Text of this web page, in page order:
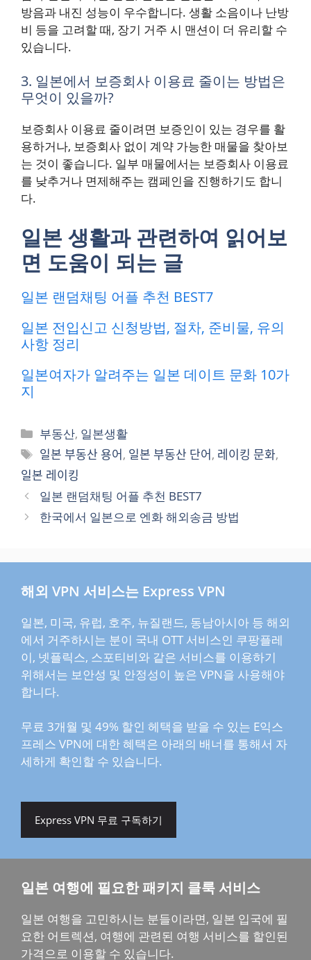
방음과 내진 성능이 우수합니다. 생활 소음이나 난방
비 등을 고려할 때, 장기 거주 시 맨션이 더 유리할 수
있습니다.
3. 일본에서 보증회사 이용료 줄이는 방법은
무엇이 있을까?
보증회사 이용료 줄이려면 보증인이 있는 경우를 활
용하거나, 보증회사 없이 계약 가능한 매물을 찾아보
는 것이 좋습니다. 일부 매물에서는 보증회사 이용료
를 낮추거나 면제해주는 캠페인을 진행하기도 합니
다.
일본 생활과 관련하여 읽어보
면 도움이 되는 글
일본 랜덤채팅 어플 추천 BEST7
일본 전입신고 신청방법, 절차, 준비물, 유의
사항 정리
일본여자가 알려주는 일본 데이트 문화 10가
지
카
테
고
리
부동산, 일본생활
태
그
일본 부동산 용어, 일본 부동산 단어, 레이킹 문화,
일본 레이킹
일본 랜덤채팅 어플 추천 BEST7
한국에서 일본으로 엔화 해외송금 방법
해외 VPN 서비스는 Express VPN
일본, 미국, 유럽, 호주, 뉴질랜드, 동남아시아 등 해외
에서 거주하시는 분이 국내 OTT 서비스인 쿠팡플레
이, 넷플릭스, 스포티비와 같은 서비스를 이용하기
위해서는 보안성 및 안정성이 높은 VPN을 사용해야
합니다.
무료 3개월 및 49% 할인 헤택을 받을 수 있는 E익스
프레스 VPN에 대한 혜택은 아래의 배너를 통해서 자
세하게 확인할 수 있습니다.
Express VPN 무료 구독하기
일본 여행에 필요한 패키지 클룩 서비스
일본 여행을 고민하시는 분들이라면, 일본 입국에 필
요한 어트렉션, 여행에 관련된 여행 서비스를 할인된
가격으로 이용할 수 있습니다.